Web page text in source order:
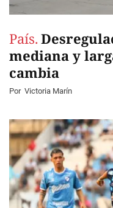
País.
mediana y
cambia
Por Victoria Marín